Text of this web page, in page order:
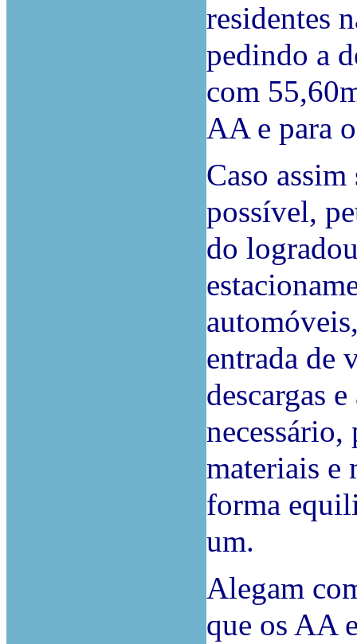
residentes
pedindo a
com
AA e para
Caso
possível,
do
entrada de
descargas
necessário,
materiais e
forma
um.
Alegam
que os AA